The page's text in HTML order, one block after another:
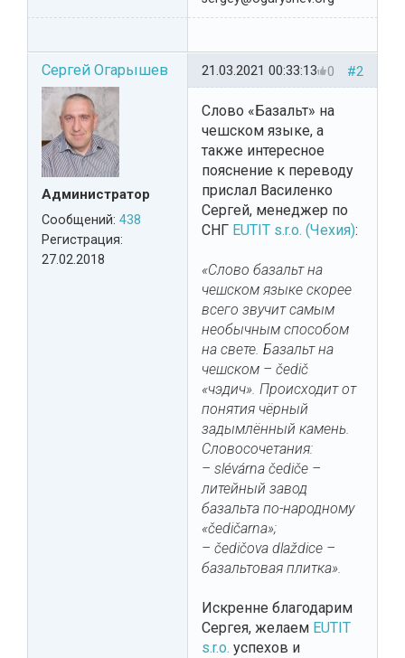
Сергей Огарышев
Администратор
Сообщений: 438
Регистрация:
27.02.2018
#2
0
21.03.2021 00:33:13
Слово «Базальт» на
чешском языке, а
также интересное
пояснение к переводу
прислал Василенко
Сергей, менеджер по
СНГ EUTIT s.r.o. (Чехия):
«Слово базальт на
чешском языке скорее
всего звучит самым
необычным способом
на свете. Базальт на
чешском – čedič
«чэдич». Происходит от
понятия чёрный
задымлённый камень.
Словосочетания:
– slévárna čediče –
литейный завод
базальта по-народному
«čedičarna»;
– čedičova dlaždice –
базальтовая плитка».
Искренне благодарим
Сергея, желаем EUTIT
s.r.o. успехов и